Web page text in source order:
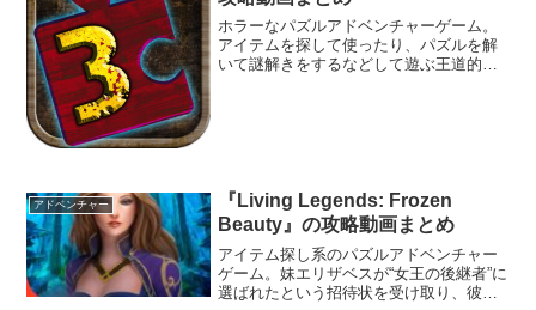
ホラーなパズルアドベンチャーゲーム。
アイテムを探して使ったり、パズルを解
いて謎解きをするなどして遊ぶ王道的な
アドベンチャー
『Living Legends: Frozen
Beauty』の攻略動画まとめ
アイテム探し系のパズルアドベンチャー
ゲーム。妹エリザベスが“女王の後継者”に
選ばれたという招待状を受け取り、彼女